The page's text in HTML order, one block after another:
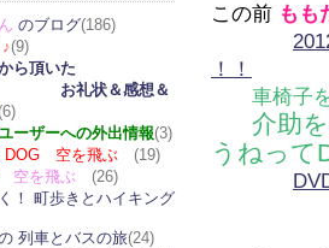
この前 もも
！！
車椅子
介助
うねって
のブログ(186)
♪(9)
ら頂いた
状＆感想＆
ーザーへの外出情報(3)
DOG 空を飛ぶ
(19)
空を飛ぶ
(26)
！ 町歩きとハイキング
列車とバスの旅(24)